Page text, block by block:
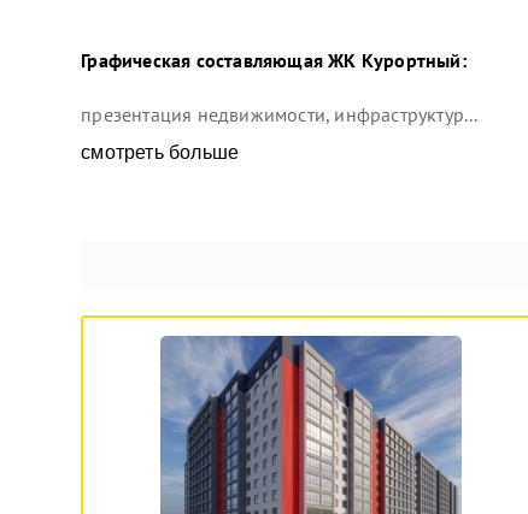
Графическая составляющая ЖК Курортный:
презентация недвижимости, инфраструктур...
смотреть больше